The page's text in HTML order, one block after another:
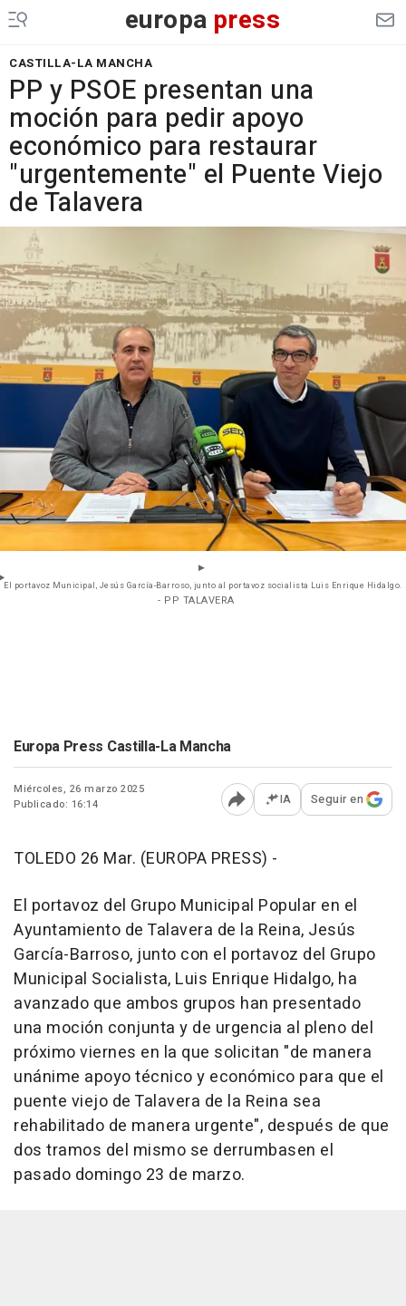
europa press
CASTILLA-LA MANCHA
PP y PSOE presentan una
moción para pedir apoyo
económico para restaurar
"urgentemente" el Puente Viejo
de Talavera
El portavoz Municipal, Jesús García-Barroso, junto al portavoz socialista Luis Enrique Hidalgo.
- PP TALAVERA
Europa Press Castilla-La Mancha
Miércoles, 26 marzo 2025
Publicado: 16:14
Abrir opciones para
IA Seguir en
TOLEDO 26 Mar. (EUROPA PRESS) -
El portavoz del Grupo Municipal Popular en el
Ayuntamiento de Talavera de la Reina, Jesús
García-Barroso, junto con el portavoz del Grupo
Municipal Socialista, Luis Enrique Hidalgo, ha
avanzado que ambos grupos han presentado
una moción conjunta y de urgencia al pleno del
próximo viernes en la que solicitan "de manera
unánime apoyo técnico y económico para que el
puente viejo de Talavera de la Reina sea
rehabilitado de manera urgente", después de que
dos tramos del mismo se derrumbasen el
pasado domingo 23 de marzo.